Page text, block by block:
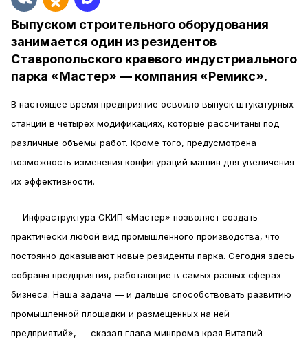
Выпуском строительного оборудования
занимается один из резидентов
Ставропольского краевого индустриального
парка «Мастер» — компания «Ремикс».
В настоящее время предприятие освоило выпуск штукатурных
станций в четырех модификациях, которые рассчитаны под
различные объемы работ. Кроме того, предусмотрена
возможность изменения конфигураций машин для увеличения
их эффективности.
— Инфраструктура СКИП «Мастер» позволяет создать
практически любой вид промышленного производства, что
постоянно доказывают новые резиденты парка. Сегодня здесь
собраны предприятия, работающие в самых разных сферах
бизнеса. Наша задача — и дальше способствовать развитию
промышленной площадки и размещенных на ней
предприятий», — сказал глава минпрома края Виталий